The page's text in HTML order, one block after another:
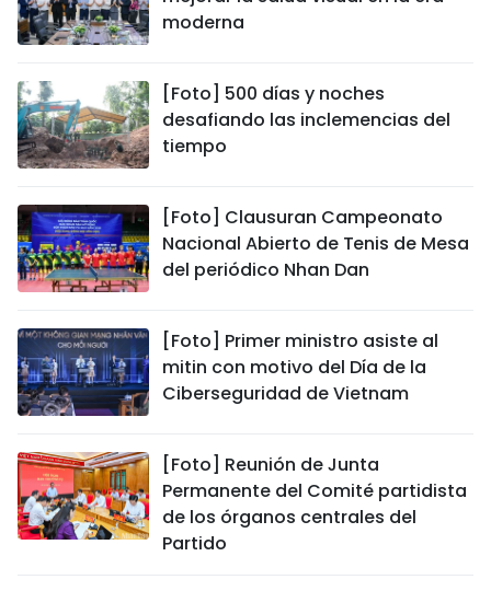
moderna
[Foto] 500 días y noches
desafiando las inclemencias del
tiempo
[Foto] Clausuran Campeonato
Nacional Abierto de Tenis de Mesa
del periódico Nhan Dan
[Foto] Primer ministro asiste al
mitin con motivo del Día de la
Ciberseguridad de Vietnam
[Foto] Reunión de Junta
Permanente del Comité partidista
de los órganos centrales del
Partido